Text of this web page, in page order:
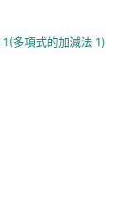
多項式的加減法 1)